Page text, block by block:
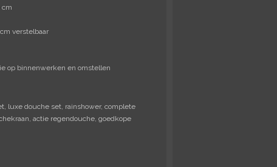
cm
verstelbaar
op binnenwerken en omstellen
luxe douche set, rainshower, complete
actie regendouche, goedkope